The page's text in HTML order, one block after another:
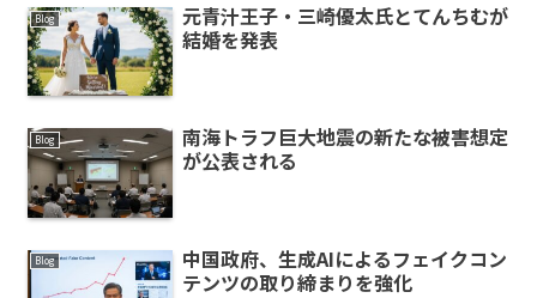
Blog
元青汁王子・三崎優太氏とてんちむが
結婚を発表
Blog
南海トラフ巨大地震の新たな被害想定
が公表される
Blog
中国政府、生成AIによるフェイクコン
テンツの取り締まりを強化